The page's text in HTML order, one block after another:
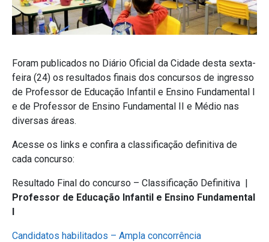
Foram publicados no Diário Oficial da Cidade desta sexta-
feira (24) os resultados finais dos concursos de ingresso
de Professor de Educação Infantil e Ensino Fundamental I
e de Professor de Ensino Fundamental II e Médio nas
diversas áreas.
Acesse os links e confira a classificação definitiva de
cada concurso:
Resultado Final do concurso – Classificação Definitiva |
Professor de Educação Infantil e Ensino Fundamental
I
Candidatos habilitados – Ampla concorrência